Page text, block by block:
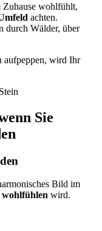
Zuhause wohlfühlt,
achten.
durch Wälder, über
aufpeppen, wird Ihr
Sie
Bild im
wohlfühlen wird.